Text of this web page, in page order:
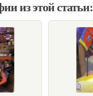
из этой статьи: